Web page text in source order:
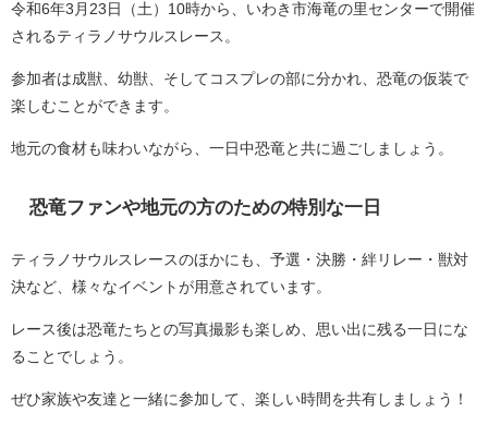
令和6年3月23日（土）10時から、いわき市海竜の里センターで開催
されるティラノサウルスレース。
参加者は成獣、幼獣、そしてコスプレの部に分かれ、恐竜の仮装で
楽しむことができます。
地元の食材も味わいながら、一日中恐竜と共に過ごしましょう。
恐竜ファンや地元の方のための特別な一日
ティラノサウルスレースのほかにも、予選・決勝・絆リレー・獣対
決など、様々なイベントが用意されています。
レース後は恐竜たちとの写真撮影も楽しめ、思い出に残る一日にな
ることでしょう。
ぜひ家族や友達と一緒に参加して、楽しい時間を共有しましょう！